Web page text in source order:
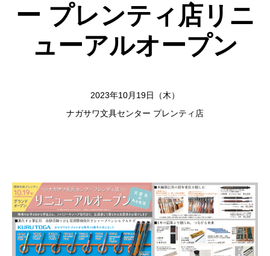
ー プレンティ店リニ
ューアルオープン
2023年10月19日（木）
ナガサワ文具センター プレンティ店